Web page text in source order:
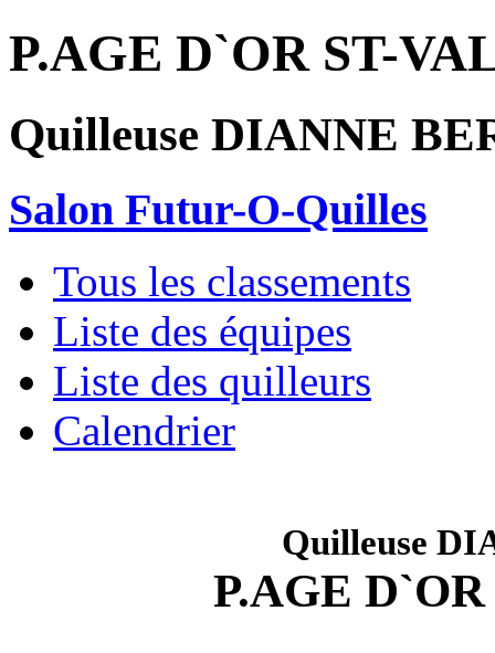
P.AGE D`OR ST-
Quilleuse DIANNE
Salon Futur-O-Quilles
Tous les classements
Liste des équipes
Liste des quilleurs
Calendrier
Quilleuse
P.AGE